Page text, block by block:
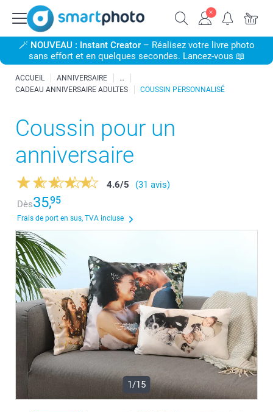
🪄 NOUVEAU : Instant Creator– Réalisez votre livre photo
sans effort et en quelques secondes. Lancez-vous 📖
ACCUEIL
ANNIVERSAIRE
CADEAU ANNIVERSAIRE ADULTES
COUSSIN PERSONNALISÉ
Coussin pour un
anniversaire
4.6/5
(31 avis)
Dès35,95
Frais de port en sus, TVA incluse
1/15